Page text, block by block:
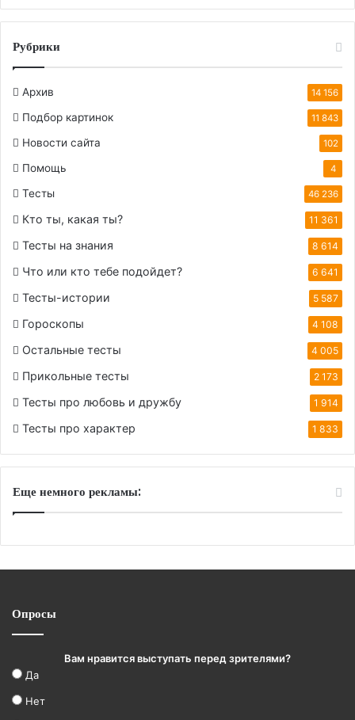
Рубрики
Архив 14 156
Подбор картинок 11 843
Новости сайта 102
Помощь 4
Тесты 46 236
Кто ты, какая ты? 11 361
Тесты на знания 8 614
Что или кто тебе подойдет? 6 641
Тесты-истории 5 587
Гороскопы 4 108
Остальные тесты 4 005
Прикольные тесты 2 173
Тесты про любовь и дружбу 1 914
Тесты про характер 1 833
Еще немного рекламы:
Опросы
Вам нравится выступать перед зрителями?
Да
Нет